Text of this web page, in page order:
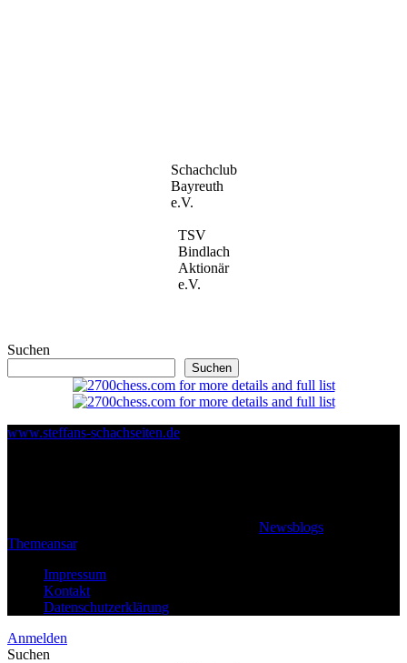
Schachclub
Bayreuth
e.V.
TSV
Bindlach
Aktionär
e.V.
Suchen
Suchen
www.steffans-schachseiten.de
Newsblogs
Themeansar.
Impressum
Kontakt
Datenschutzerklärung
Anmelden
Suchen